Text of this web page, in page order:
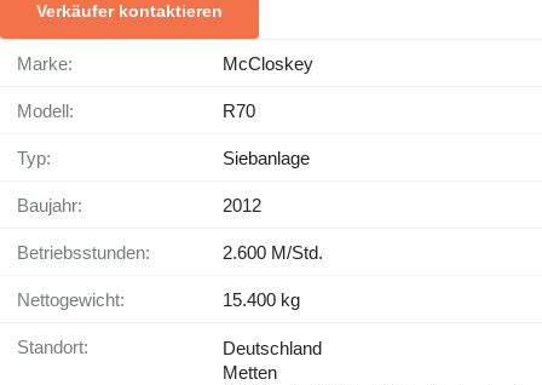
Verkäufer kontaktieren
Marke: McCloskey
Modell: R70
Typ: Siebanlage
Baujahr: 2012
Betriebsstunden: 2.600 M/Std.
Nettogewicht: 15.400 kg
Standort:
Deutschland
Metten